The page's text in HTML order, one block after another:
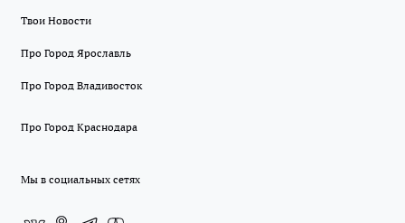
Твои Новости
Про Город Ярославль
Про Город Владивосток
Про Город Краснодара
Мы в социальных сетях